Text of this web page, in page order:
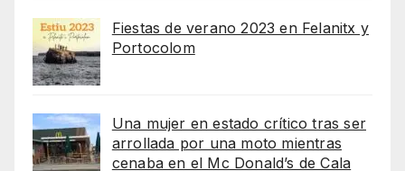
Fiestas de verano 2023 en Felanitx y
Portocolom
Una mujer en estado crítico tras ser
arrollada por una moto mientras
cenaba en el Mc Donald’s de Cala